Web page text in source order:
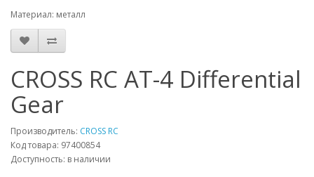
Материал: металл
СROSS RC AT-4 Differential
Gear
Производитель: CROSS RC
Код товара: 97400854
Доступность: в наличии